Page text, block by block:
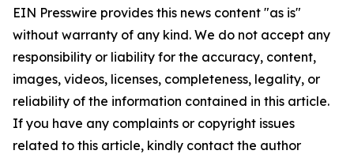
EIN Presswire provides this news content "as is"
without warranty of any kind. We do not accept any
responsibility or liability for the accuracy, content,
images, videos, licenses, completeness, legality, or
reliability of the information contained in this article.
If you have any complaints or copyright issues
related to this article, kindly contact the author